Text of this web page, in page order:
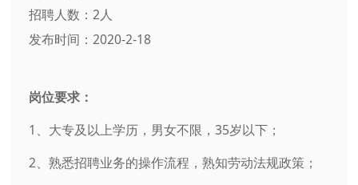
招聘人数：2人
发布时间：2020-2-18
岗位要求：
1、大专及以上学历，男女不限，35岁以下；
2、熟悉招聘业务的操作流程，熟知劳动法规政策；